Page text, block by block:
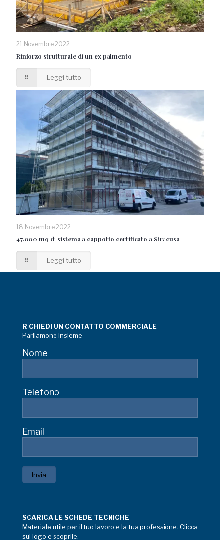
21 Novembre 2022
Rinforzo strutturale di un ex palmento
Leggi tutto
18 Novembre 2022
47.000 mq di sistema a cappotto certificato a Siracusa
Leggi tutto
RICHIEDI UN CONTATTO COMMERCIALE
Parliamone insieme
Nome
Telefono
Email
SCARICA LE SCHEDE TECNICHE
Materiale utile per il tuo lavoro e la tua professione. Clicca
sul logo e scoprile.